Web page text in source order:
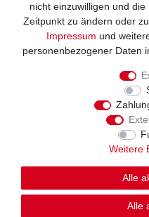
© Copyright 2026. Alle Rechte
nicht einzuwilligen und
Zeitpunkt zu ändern oder
Impressum und
personenbezogener Daten
Weitere
Alle
Alle